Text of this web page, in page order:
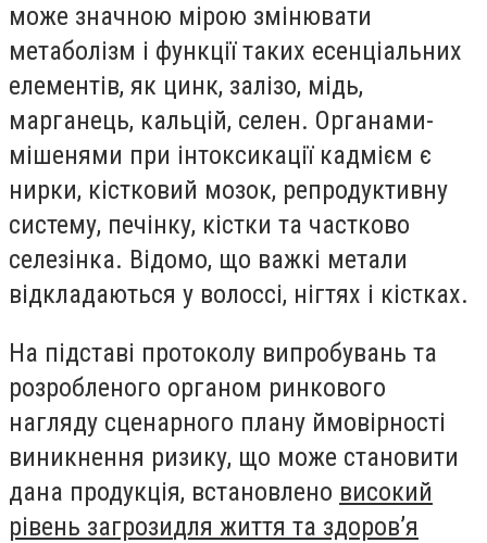
може значною мірою змінювати
метаболізм і функції таких есенціальних
елементів, як цинк, залізо, мідь,
марганець, кальцій, селен. Органами-
мішенями при інтоксикації кадмієм є
нирки, кістковий мозок, репродуктивну
систему, печінку, кістки та частково
селезінка. Відомо, що важкі метали
відкладаються у волоссі, нігтях і кістках.
На підставі протоколу випробувань та
розробленого органом ринкового
нагляду сценарного плану ймовірності
виникнення ризику, що може становити
дана продукція, встановлено високий
рівень загрозидля життя та здоров’я